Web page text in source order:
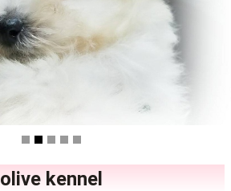
olive kennel